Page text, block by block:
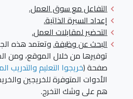
التفاعل مع سوق العمل.
إعداد السيرة الذاتية.
التحضير لمقابلات العمل.
البحث عن وظيفة.وتعتمد هذه
توفيرها من خلال الموقع، ومن
صفحة(خريجوا التعليم والتدريب
الأدوات المتوفرة للخريجين
هم على وشك التخرج.